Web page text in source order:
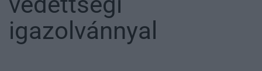
igazolvánnyal